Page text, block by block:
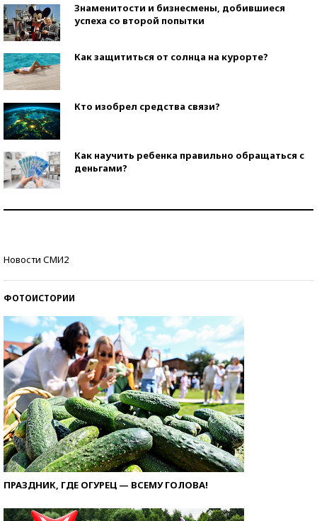
Знаменитости и бизнесмены, добившиеся
успеха со второй попытки
Как защититься от солнца на курорте?
Кто изобрел средства связи?
Как научить ребенка правильно обращаться с
деньгами?
Новости СМИ2
ФОТОИСТОРИИ
ПРАЗДНИК, ГДЕ ОГУРЕЦ — ВСЕМУ ГОЛОВА!